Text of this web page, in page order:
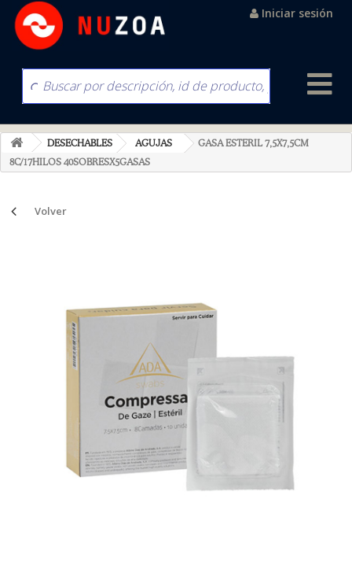
Iniciar sesión
DESECHABLES AGUJAS
GASA ESTERIL 7,5X7,5CM
8C/17HILOS 40SOBRESX5GASAS
Volver